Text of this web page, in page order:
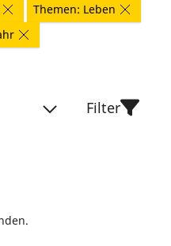
Themen: Leben
Filter